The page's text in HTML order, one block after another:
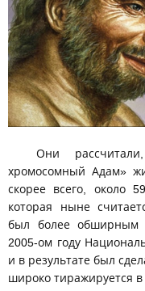
Они
хромосомный Адам»
скорее всего, около
которая ныне
был более обширным
2005-ом году
и в результате был
широко тиражируется